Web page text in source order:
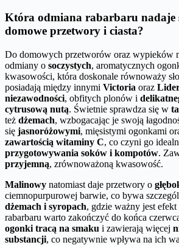
Która odmiana rabarbaru nadaje
domowe przetwory i ciasta?
Do domowych przetworów oraz wypieków
odmiany o soczystych, aromatycznych
kwasowości, która doskonale równoważy
posiadają między innymi Victoria oraz
niezawodności, obfitych plonów i
cytrusową nutą. Świetnie sprawdza się w
też dżemach, wzbogacając je swoją
się jasnoróżowymi, mięsistymi ogonkami
zawartością witaminy C, co czyni go
przygotowywania soków i kompotów.
przyjemną, zrównoważoną kwasowość.
Malinowy natomiast daje przetwory o
ciemnopurpurowej barwie, co bywa
dżemach i syropach, gdzie ważny jest
rabarbaru warto zakończyć do końca
ogonki tracą na smaku i zawierają więcej
substancji, co negatywnie wpływa na ich